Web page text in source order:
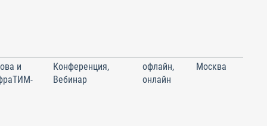
и
Конференция,
Вебинар
офлайн,
онлайн
Москва